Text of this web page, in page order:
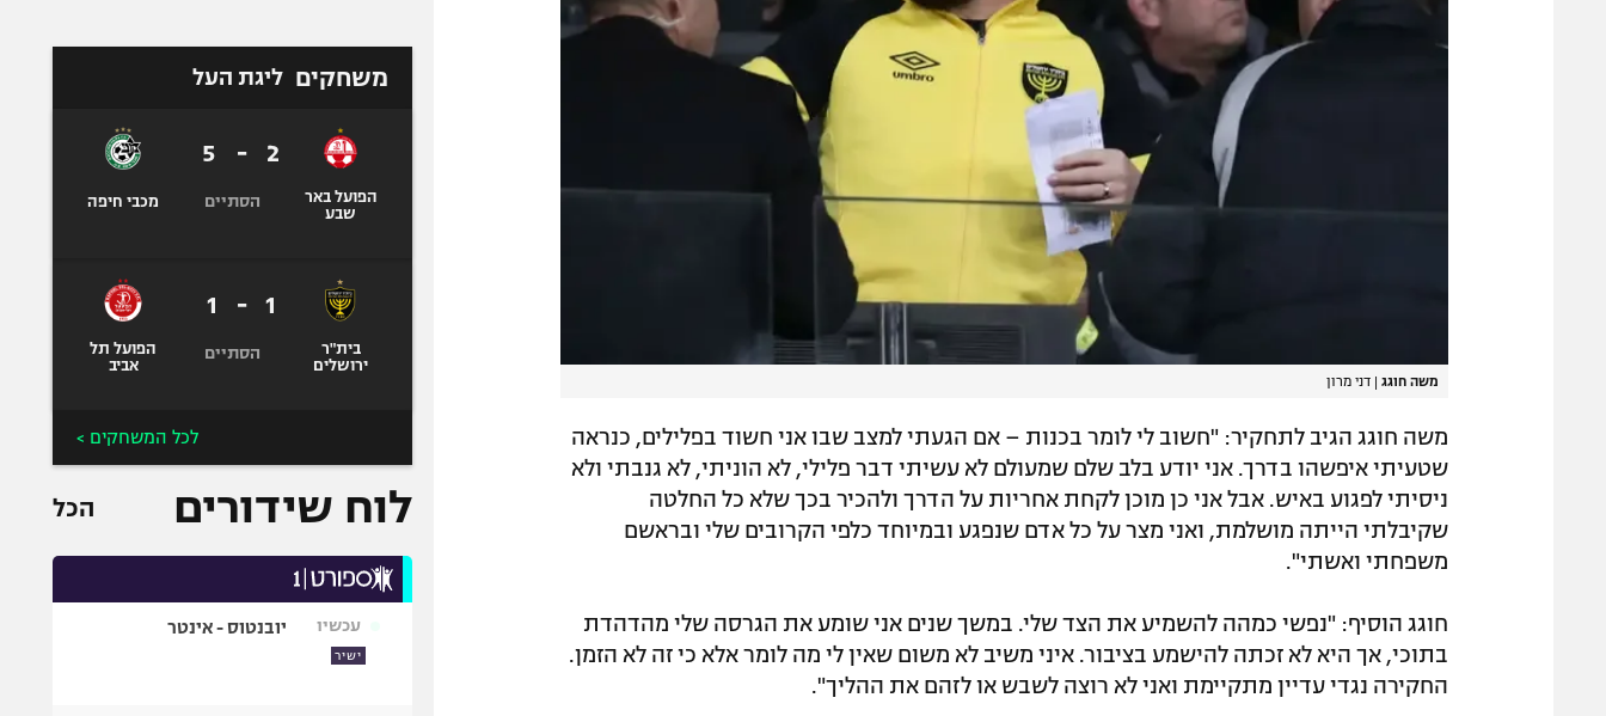
משה חוגג | דני מרון
משה חוגג הגיב לתחקיר: "חשוב לי לומר בכנות – אם הגעתי למצב שבו אני חשוד בפלילים, כנראה
שטעיתי איפשהו בדרך. אני יודע בלב שלם שמעולם לא עשיתי דבר פלילי, לא הוניתי, לא גנבתי ולא
ניסיתי לפגוע באיש. אבל אני כן מוכן לקחת אחריות על הדרך ולהכיר בכך שלא כל החלטה
שקיבלתי הייתה מושלמת, ואני מצר על כל אדם שנפגע ובמיוחד כלפי הקרובים שלי ובראשם
משפחתי ואשתי".
חוגג הוסיף: "נפשי כמהה להשמיע את הצד שלי. במשך שנים אני שומע את הגרסה שלי מהדהדת
בתוכי, אך היא לא זכתה להישמע בציבור. איני משיב לא משום שאין לי מה לומר אלא כי זה לא הזמן.
החקירה נגדי עדיין מתקיימת ואני לא רוצה לשבש או לזהם את ההליך".
משחקים ליגת העל
הפועל באר
שבע
2
-
5
הסתיים מכבי חיפה
בית"ר
ירושלים
1
-
1
הסתיים
הפועל תל
אביב
לכל המשחקים >
לוח שידורים הכל
עכשיו
ישיר
יובנטוס - אינטר